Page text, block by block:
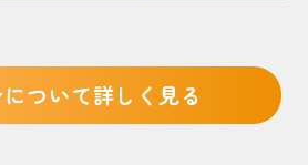
ついて詳しく見る